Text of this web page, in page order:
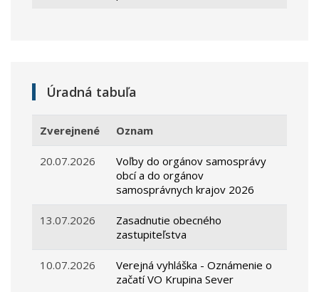
Úradná tabuľa
Zverejnené Oznam
20.07.2026
Voľby do orgánov samosprávy
obcí a do orgánov
samosprávnych krajov 2026
13.07.2026
Zasadnutie obecného
zastupiteľstva
10.07.2026
Verejná vyhláška - Oznámenie o
začatí VO Krupina Sever